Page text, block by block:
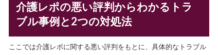
介護レポの悪い評判からわかるトラ
ブル事例と2つの対処法
ここでは介護レポに関する悪い評判をもとに、具体的なトラブル